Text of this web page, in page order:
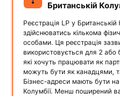
Британській
Реєстрація LP у
здійснюватись кількома
особами. Ця реєстрація
використовується для 2 або
які хочуть працювати як
можуть бути як канадцями,
Бізнес-адреси мають бути на
Колумбії. Менш поширений